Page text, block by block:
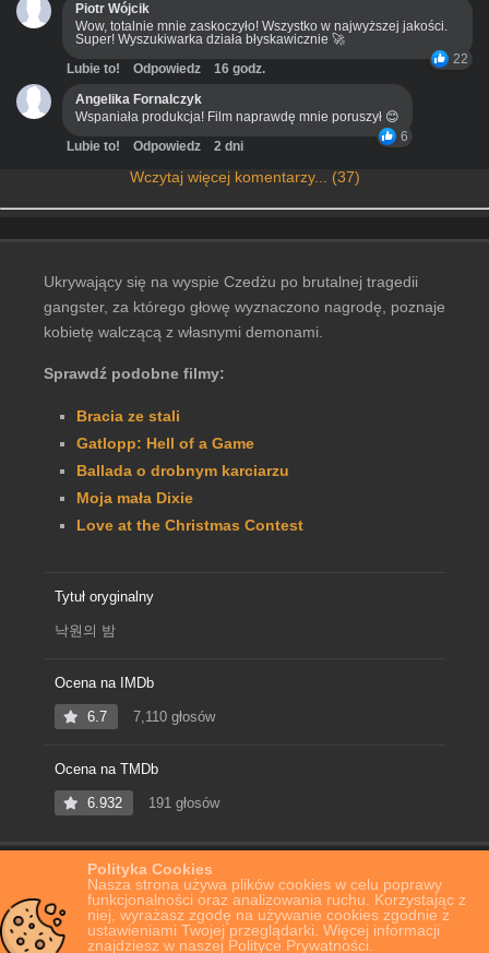
Polityka Cookies
Nasza strona używa plików cookies w celu poprawy
funkcjonalności oraz analizowania ruchu. Korzystając z
niej, wyrażasz zgodę na używanie cookies zgodnie z
ustawieniami Twojej przeglądarki. Więcej informacji
znajdziesz w naszej Polityce Prywatności.
Piotr Wójcik
Wow, totalnie mnie zaskoczyło! Wszystko w najwyższej jakości.
Super! Wyszukiwarka działa błyskawicznie 🚀
22
Lubie to! Odpowiedz
16 godz.
Angelika Fornalczyk
Wspaniała produkcja! Film naprawdę mnie poruszył 😊
6
Lubie to! Odpowiedz 2 dni
Wczytaj więcej komentarzy... (37)
Ukrywający się na wyspie Czedżu po brutalnej tragedii
gangster, za którego głowę wyznaczono nagrodę, poznaje
kobietę walczącą z własnymi demonami.
Sprawdź podobne filmy:
Bracia ze stali
Gatlopp: Hell of a Game
Ballada o drobnym karciarzu
Moja mała Dixie
Love at the Christmas Contest
Tytuł oryginalny
낙원의 밤
Ocena na IMDb
6.7 7,110 głosów
Ocena na TMDb
6.932 191 głosów
Film Online Noc w raju